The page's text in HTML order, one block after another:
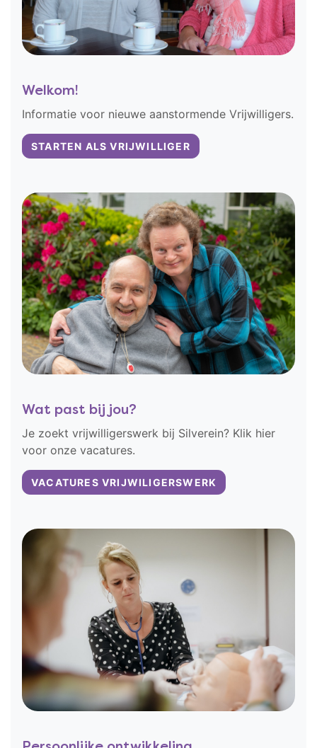
Welkom!
Informatie voor nieuwe aanstormende Vrijwilligers.
STARTEN ALS VRIJWILLIGER
Wat past bij jou?
Je zoekt vrijwilligerswerk bij Silverein? Klik hier
voor onze vacatures.
VACATURES VRIJWILIGERSWERK